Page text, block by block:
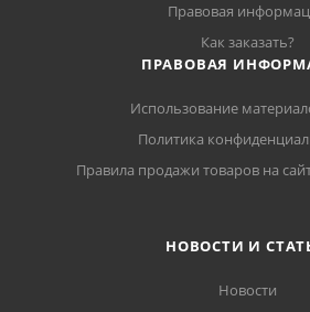
Правовая
Как заказать?
ПРАВОВАЯ
Использование
Политика
Правила продажи товаров на
НОВОСТИ И
Новости